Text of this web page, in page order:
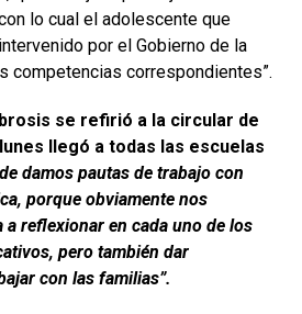
lo cual el adolescente que
por el Gobierno de la
competencias correspondientes”.
se refirió a la circular de
llegó a todas las escuelas
damos pautas de trabajo con
porque obviamente nos
reflexionar en cada uno de los
pero también dar
con las familias”.